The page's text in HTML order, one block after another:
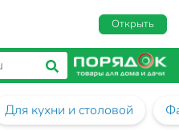
Открыть
Для кухни и столовой